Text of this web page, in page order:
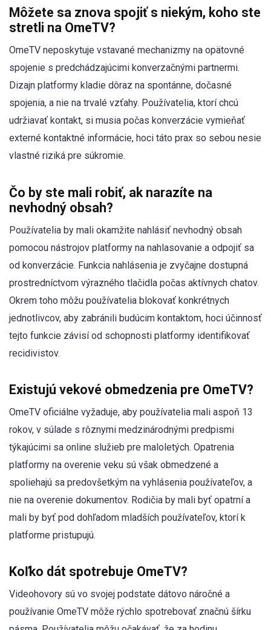
Môžete sa znova spojiť s niekým, koho ste
stretli na OmeTV?
OmeTV neposkytuje vstavané mechanizmy na opätovné
spojenie s predchádzajúcimi konverzačnými partnermi.
Dizajn platformy kladie dôraz na spontánne, dočasné
spojenia, a nie na trvalé vzťahy. Používatelia, ktorí chcú
udržiavať kontakt, si musia počas konverzácie vymieňať
externé kontaktné informácie, hoci táto prax so sebou nesie
vlastné riziká pre súkromie.
Čo by ste mali robiť, ak narazíte na
nevhodný obsah?
Používatelia by mali okamžite nahlásiť nevhodný obsah
pomocou nástrojov platformy na nahlasovanie a odpojiť sa
od konverzácie. Funkcia nahlásenia je zvyčajne dostupná
prostredníctvom výrazného tlačidla počas aktívnych chatov.
Okrem toho môžu používatelia blokovať konkrétnych
jednotlivcov, aby zabránili budúcim kontaktom, hoci účinnosť
tejto funkcie závisí od schopnosti platformy identifikovať
recidivistov.
Existujú vekové obmedzenia pre OmeTV?
OmeTV oficiálne vyžaduje, aby používatelia mali aspoň 13
rokov, v súlade s rôznymi medzinárodnými predpismi
týkajúcimi sa online služieb pre maloletých. Opatrenia
platformy na overenie veku sú však obmedzené a
spoliehajú sa predovšetkým na vyhlásenia používateľov, a
nie na overenie dokumentov. Rodičia by mali byť opatrní a
mali by byť pod dohľadom mladších používateľov, ktorí k
platforme pristupujú.
Koľko dát spotrebuje OmeTV?
Videohovory sú vo svojej podstate dátovo náročné a
používanie OmeTV môže rýchlo spotrebovať značnú šírku